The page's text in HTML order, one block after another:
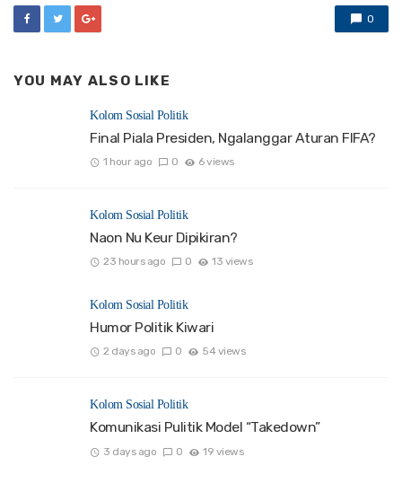
0
YOU MAY ALSO LIKE
Kolom Sosial Politik
Final Piala Presiden, Ngalanggar Aturan FIFA?
1 hour ago 0 6 views
Kolom Sosial Politik
Naon Nu Keur Dipikiran?
23 hours ago 0 13 views
Kolom Sosial Politik
Humor Politik Kiwari
2 days ago 0 54 views
Kolom Sosial Politik
Komunikasi Pulitik Model “Takedown”
3 days ago 0 19 views